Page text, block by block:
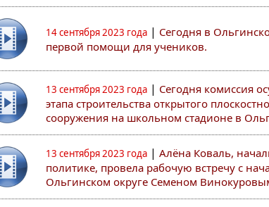
14 сентября 2023 года | Сегодня в
первой помощи для учеников.
13 сентября 2023 года | Сегодня комиссия
этапа строительства открытого
сооружения на школьном стадионе в
13 сентября 2023 года | Алёна Коваль,
политике, провела рабочую встречу с
Ольгинском округе Семеном